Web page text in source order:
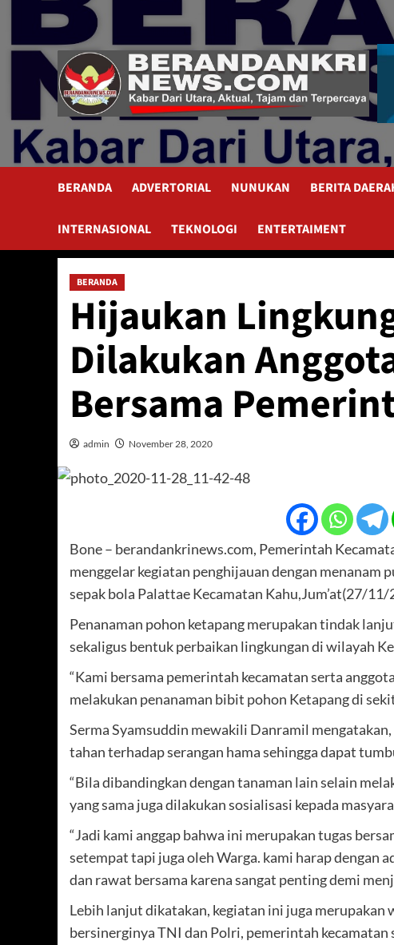
content
BERANDA ADVERTORIAL NUNUKAN BERITA
INTERNASIONAL TEKNOLOGI ENTERTAIMENT
BERANDA
Hijaukan
Dilakukan
Bersama
admin November 28, 2020
Bone – berandankrinews.com, Pemerintah
menggelar kegiatan penghijauan dengan menanam
sepak bola Palattae Kecamatan Kahu,Jum’at(27/11/
Penanaman pohon ketapang merupakan tindak
sekaligus bentuk perbaikan lingkungan di wilayah
“Kami bersama pemerintah kecamatan serta
melakukan penanaman bibit pohon Ketapang di
Serma Syamsuddin mewakili Danramil
tahan terhadap serangan hama sehingga dapat
“Bila dibandingkan dengan tanaman lain selain
yang sama juga dilakukan sosialisasi kepada
“Jadi kami anggap bahwa ini merupakan tugas
setempat tapi juga oleh Warga. kami harap dengan
dan rawat bersama karena sangat penting demi
Lebih lanjut dikatakan, kegiatan ini juga
bersinerginya TNI dan Polri, pemerintah